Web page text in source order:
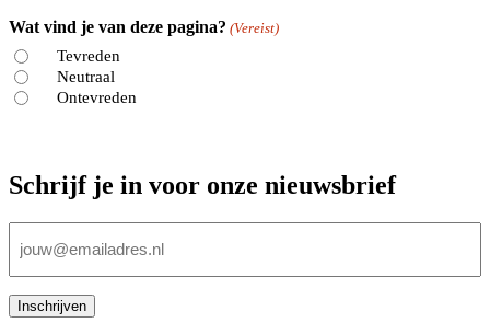
Wat vind je van deze pagina? (Vereist)
Tevreden
Neutraal
Ontevreden
Schrijf je in voor onze nieuwsbrief
mailadres
Inschrijven